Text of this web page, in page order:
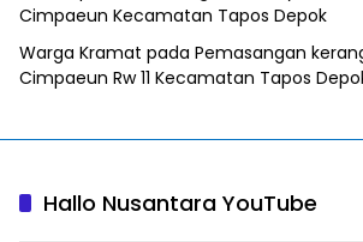
Cimpaeun Kecamatan Tapos Depok
Warga Kramat pada Pemasangan
Cimpaeun Rw 11 Kecamatan Tapos
Hallo Nusantara YouTube